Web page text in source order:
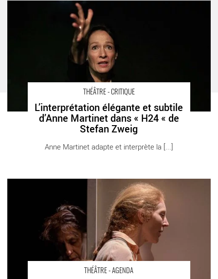
THÉÂTRE - CRITIQUE
L’interprétation élégante et subtile
d’Anne Martinet dans « H24 « de
Stefan Zweig
Anne Martinet adapte et interprète la [...]
L’interprétation élégante et subtile d’Anne Martinet dans « H24
« de Stefan Zweig - Critique sortie Théâtre Paris La
Manufacture des Abbesses
THÉÂTRE - AGENDA
Le diptyque « Franchir les seuils » de Jacques Grison et Isabelle
Lafon - Critique sortie Théâtre Villeurbanne Théâtre National